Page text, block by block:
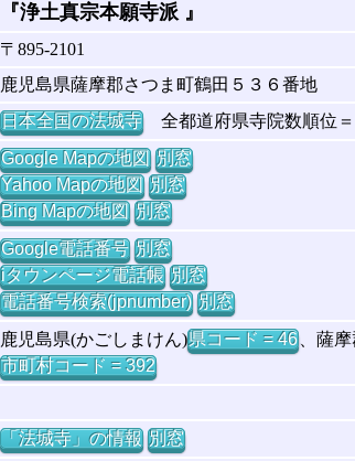
『浄土真宗本願寺派 』
〒895-2101
鹿児島県薩摩郡さつま町鶴田５３６番地
日本全国の法城寺全都道府県寺院数順位＝
Google Mapの地図 別窓
Yahoo Mapの地図 別窓
Bing Mapの地図 別窓
Google電話番号 別窓
iタウンページ電話帳 別窓
電話番号検索(jpnumber) 別窓
鹿児島県(かごしまけん)県コード = 46、薩
市町村コード = 392
「法城寺」の情報 別窓